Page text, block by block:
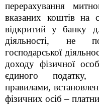
перерахування
вказаних коштів на
відкритий у банку
діяльності, не
господарської
доходу фізичної
єдиного податку,
правилами,
фізичних осіб –